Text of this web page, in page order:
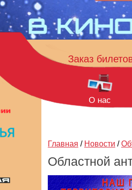
Заказ
О нас
Главная / Новости /
Областной